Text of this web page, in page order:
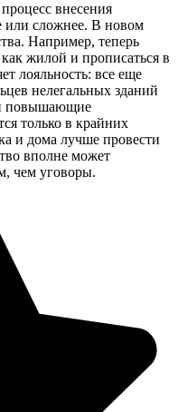
внесения
сложнее. В новом
Например, теперь
жилой и прописаться в
лояльность: все еще
нелегальных зданий
повышающие
только в крайних
и дома лучше провести
вполне может
чем уговоры.